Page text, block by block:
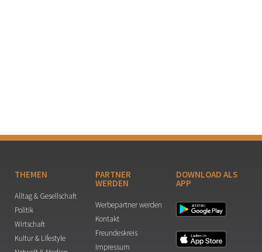
THEMEN
Alltag & Gesellschaft
Politik
Wirtschaft
Kultur & Lifestyle
PARTNER
WERDEN
Werbepartner werden
Kontakt
Freundeskreis
Impressum
DOWNLOAD ALS
APP